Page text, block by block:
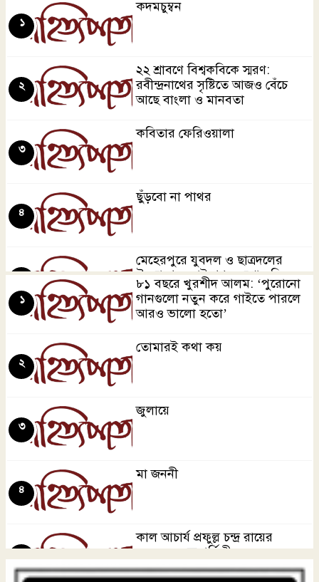
কদমচুম্বন
১
২২ শ্রাবণে বিশ্বকবিকে স্মরণ:
রবীন্দ্রনাথের সৃষ্টিতে আজও বেঁচে
আছে বাংলা ও মানবতা
২
কবিতার ফেরিওয়ালা
৩
ছুঁড়বো না পাথর
৪
মেহেরপুরে যুবদল ও ছাত্রদলের
উদ্যোগে জুলাই গণঅভ্যুত্থান দিবস
পালিত
৫
জুলায়ে
বর্ষাকালে বৃক্ষ লাগাই
৮১ বছরে খুরশীদ আলম: ‘পুরোনো
গানগুলো নতুন করে গাইতে পারলে
আরও ভালো হতো’
১
তোমারই কথা কয়
২
জুলায়ে
৩
মা জননী
৪
কাল আচার্য প্রফুল্ল চন্দ্র রায়ের
১৬৫তম জন্মবার্ষিকী
৫